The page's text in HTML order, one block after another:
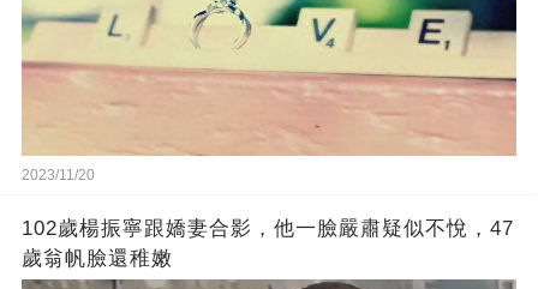
2023/11/20
102歲楊振寧跟嬌妻合影，他一臉嚴肅疑似不悅，47
歲翁帆臉還稚嫩